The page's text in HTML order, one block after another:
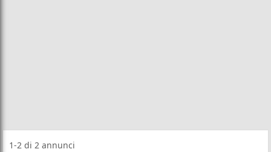
1-2 di2annunci